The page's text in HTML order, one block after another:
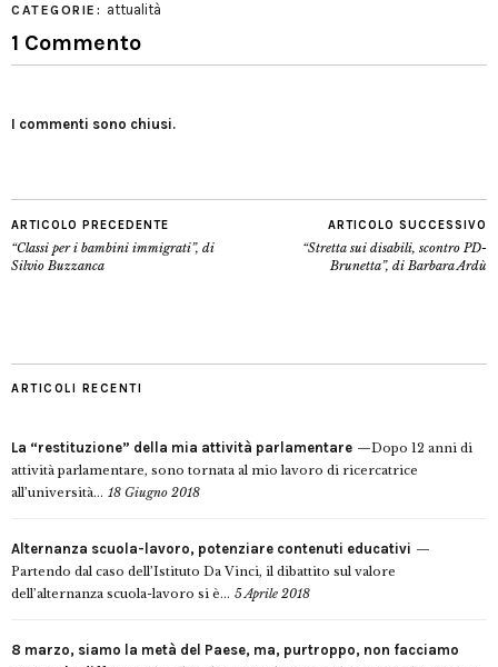
CATEGORIE: attualità
1 Commento
I commenti sono chiusi.
ARTICOLO PRECEDENTE
“Classi per i bambini immigrati”, di
Silvio Buzzanca
ARTICOLO SUCCESSIVO
“Stretta sui disabili, scontro PD-
Brunetta”, di Barbara Ardù
ARTICOLI RECENTI
La “restituzione” della mia attività parlamentare
Dopo 12 anni di
attività parlamentare, sono tornata al mio lavoro di ricercatrice
all’università... 18 Giugno 2018
Alternanza scuola-lavoro, potenziare contenuti educativi
Partendo dal caso dell’Istituto Da Vinci, il dibattito sul valore
dell’alternanza scuola-lavoro si è... 5 Aprile 2018
8 marzo, siamo la metà del Paese, ma, purtroppo, non facciamo